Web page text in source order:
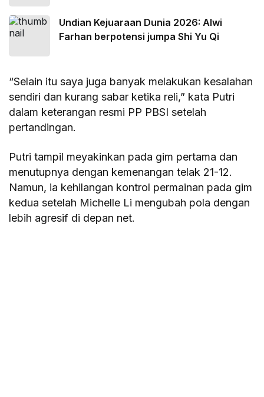
Undian Kejuaraan Dunia 2026: Alwi
Farhan berpotensi jumpa Shi Yu Qi
“Selain itu saya juga banyak melakukan kesalahan
sendiri dan kurang sabar ketika reli,” kata Putri
dalam keterangan resmi PP PBSI setelah
pertandingan.
Putri tampil meyakinkan pada gim pertama dan
menutupnya dengan kemenangan telak 21-12.
Namun, ia kehilangan kontrol permainan pada gim
kedua setelah Michelle Li mengubah pola dengan
lebih agresif di depan net.